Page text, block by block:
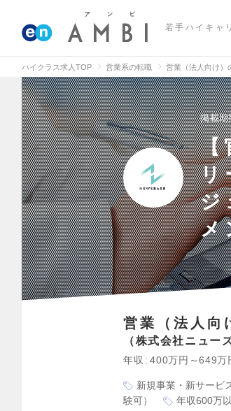
若手ハイキャ
ハイクラス求人TOP 営業系の転職 営業（法人向け）
掲載期
【
リ
ジ
メ
営業（法人向
株式会社ニュー
年収 400万円～649万
新規事業・新サービ
験可）
年収600万